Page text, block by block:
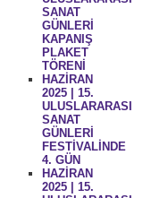
SANAT
GÜNLERİ
KAPANIŞ
PLAKET
TÖRENİ
HAZİRAN
2025 | 15.
ULUSLARARASI
SANAT
GÜNLERİ
FESTİVALİNDE
4. GÜN
HAZİRAN
2025 | 15.